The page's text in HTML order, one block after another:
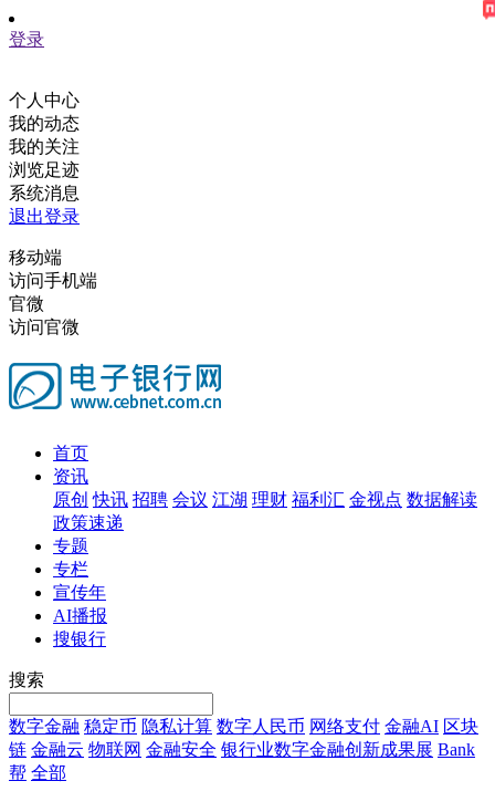
登录
个人中心
我的动态
我的关注
浏览足迹
系统消息
退出登录
移动端
访问手机端
官微
访问官微
首页
资讯
原创 快讯 招聘 会议 江湖 理财 福利汇 金视点 数据解读
政策速递
专题
专栏
宣传年
AI播报
搜银行
搜索
数字金融 稳定币 隐私计算 数字人民币 网络支付 金融AI 区块
链 金融云 物联网 金融安全 银行业数字金融创新成果展 Bank
帮 全部